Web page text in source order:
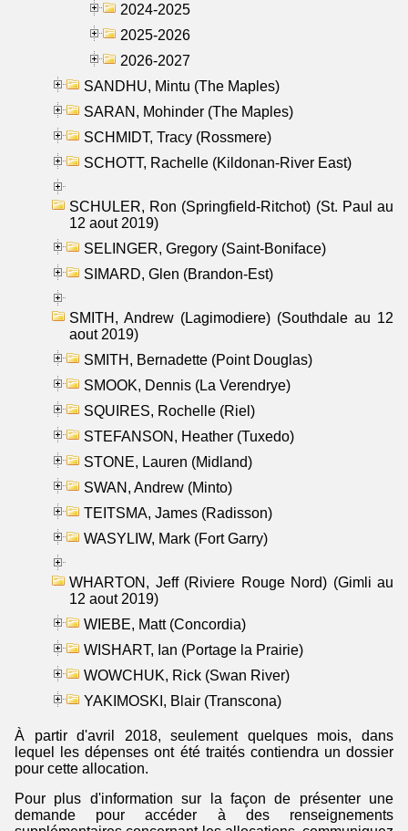
2024-2025
2025-2026
2026-2027
SANDHU, Mintu (The Maples)
SARAN, Mohinder (The Maples)
SCHMIDT, Tracy (Rossmere)
SCHOTT, Rachelle (Kildonan-River East)
SCHULER, Ron (Springfield-Ritchot) (St. Paul au
12 aout 2019)
SELINGER, Gregory (Saint-Boniface)
SIMARD, Glen (Brandon-Est)
SMITH, Andrew (Lagimodiere) (Southdale au 12
aout 2019)
SMITH, Bernadette (Point Douglas)
SMOOK, Dennis (La Verendrye)
SQUIRES, Rochelle (Riel)
STEFANSON, Heather (Tuxedo)
STONE, Lauren (Midland)
SWAN, Andrew (Minto)
TEITSMA, James (Radisson)
WASYLIW, Mark (Fort Garry)
WHARTON, Jeff (Riviere Rouge Nord) (Gimli au
12 aout 2019)
WIEBE, Matt (Concordia)
WISHART, Ian (Portage la Prairie)
WOWCHUK, Rick (Swan River)
YAKIMOSKI, Blair (Transcona)
À partir d'avril 2018, seulement quelques mois, dans
lequel les dépenses ont été traités contiendra un dossier
pour cette allocation.
Pour plus d'information sur la façon de présenter une
demande pour accéder à des renseignements